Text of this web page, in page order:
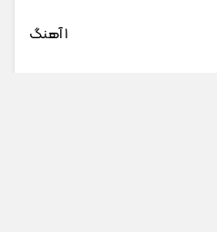
1 آهنگ